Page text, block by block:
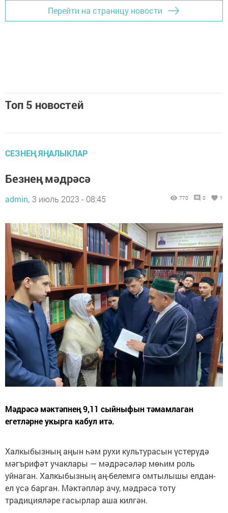
Перейти на страницу новости
Топ 5 новостей
СЕЗНЕҢ ЯҢАЛЫКЛАР
Безнең мәдрәсә
admin, 3 июль 2023 - 08:45 770 0 1
Мәдрәсә мәктәпнең 9,11 сыйныфын тәмамлаган
егетләрне укырга кабул итә.
Халкыбызның аңын һәм рухи культурасын үстерүдә
мәгърифәт учаклары — мәдрәсәләр мөһим роль
уйнаган. Халкыбызның аң-белемгә омтылышы елдан-
ел үсә барган. Мәктәпләр ачу, мәдрәсә тоту
традицияләре гасырлар аша килгән.